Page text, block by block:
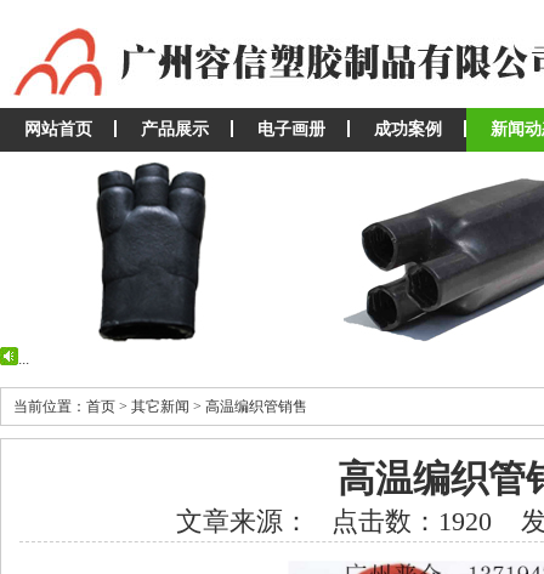
网站首页 产品展示 电子画册 成功案例 新闻
......
当前位置：首页 > 其它新闻 > 高温编织管销售
高温编织管
文章来源： 点击数：1920 发